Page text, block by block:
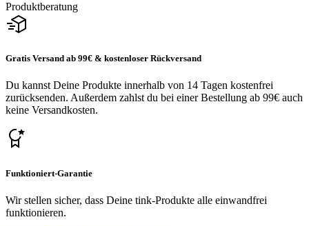
Produktberatung
Gratis Versand ab 99€ & kostenloser Rückversand
Du kannst Deine Produkte innerhalb von 14 Tagen kostenfrei
zurücksenden. Außerdem zahlst du bei einer Bestellung ab 99€ auch
keine Versandkosten.
Funktioniert-Garantie
Wir stellen sicher, dass Deine tink-Produkte alle einwandfrei
funktionieren.